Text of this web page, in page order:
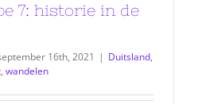
7: historie in de
16th, 2021 | Duitsland,
, wandelen